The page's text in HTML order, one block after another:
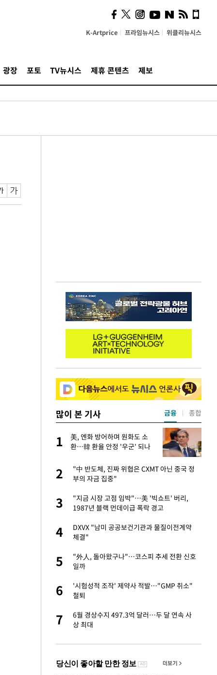
K-Artprice 프라임뉴시스 위클리뉴시스
광장 포토 TV뉴시스 제휴 콘텐츠 제보
많이 본 기사
1
美, 엔화 방어하며 원화도 소
환…韓 환율 안정 '우군' 되나
2
"中 반도체, 진짜 위협은 CXMT 아닌 중국 정
부의 자금 집중"
3
"지금 시장 고점 임박"…美 '빅쇼트' 버리,
1987년 블랙 먼데이급 폭락 경고
4
DXVX "남미 공공보건기관과 물질이전계약
체결"
5
"外人, 돌아왔구나"…코스피 추세 전환 신호
일까
6
'시험성적 조작' 제약사 적발…"GMP 취소"
철퇴
7
6월 경상수지 497.3억 달러…두 달 연속 사
상 최대
금융 종합